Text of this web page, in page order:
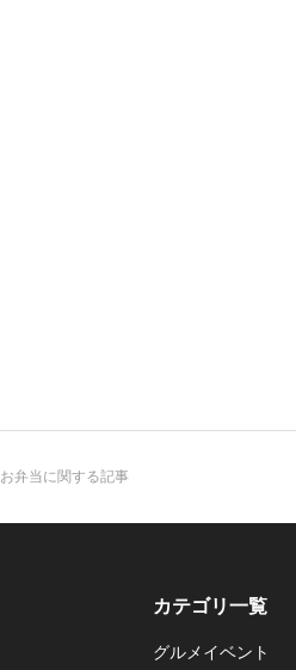
お弁当に関する記事
カテゴリ一覧
グルメイベント